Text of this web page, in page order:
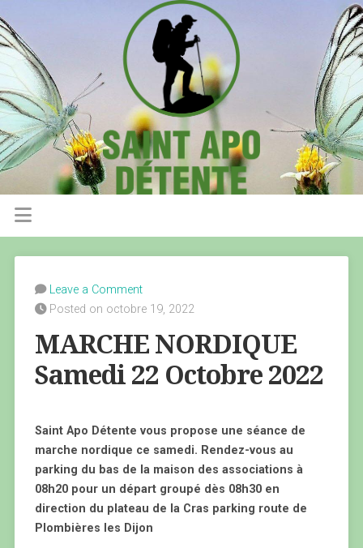
Leave a Comment
Posted on octobre 19, 2022
MARCHE NORDIQUE
Samedi 22 Octobre 2022
Saint Apo Détente vous propose une séance de
marche nordique ce samedi. Rendez-vous au
parking du bas de la maison des associations à
08h20 pour un départ groupé dès 08h30 en
direction du plateau de la Cras parking route de
Plombières les Dijon